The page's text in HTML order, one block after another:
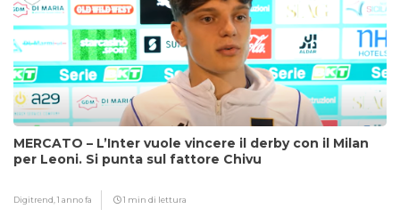
MERCATO – L’Inter vuole vincere il derby con il Milan
per Leoni. Si punta sul fattore Chivu
Digitrend,1 anno fa 1 min di lettura